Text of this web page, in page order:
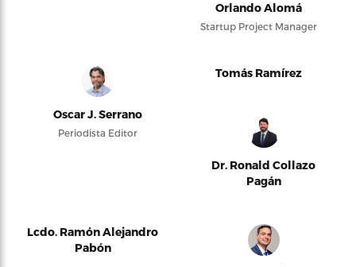
Orlando Alomá
Startup Project Manager
Oscar J. Serrano
Periodista Editor
Tomás Ramírez
Dr. Ronald Collazo
Pagán
Lcdo. Ramón Alejandro
Pabón